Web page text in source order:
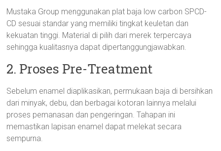
Mustaka Group menggunakan plat baja low carbon SPCD-
CD sesuai standar yang memiliki tingkat keuletan dan
kekuatan tinggi. Material di pilih dari merek terpercaya
sehingga kualitasnya dapat dipertanggungjawabkan.
2. Proses Pre-Treatment
Sebelum enamel diaplikasikan, permukaan baja di bersihkan
dari minyak, debu, dan berbagai kotoran lainnya melalui
proses pemanasan dan pengeringan. Tahapan ini
memastikan lapisan enamel dapat melekat secara
sempurna.